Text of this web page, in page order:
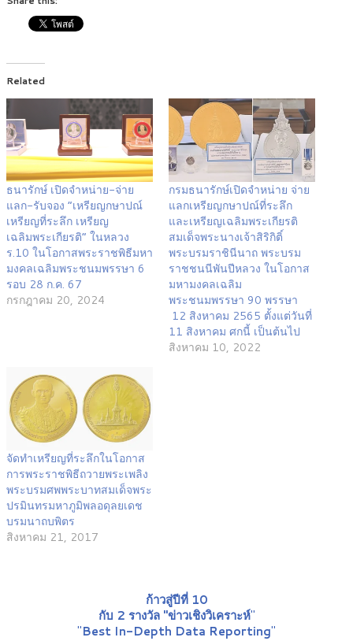
Related
ธนารักษ์ เปิดจำหน่าย-จ่าย
แลก-รับจอง “เหรียญกษาปณ์
เหรียญที่ระลึก เหรียญ
เฉลิมพระเกียรติ” ในหลวง
ร.10 ในโอกาสพระราชพิธีมหา
มงคลเฉลิมพระชนมพรรษา 6
รอบ 28 ก.ค. 67
กรกฎาคม 20, 2024
กรมธนารักษ์เปิดจำหน่าย จ่าย
แลกเหรียญกษาปณ์ที่ระลึก
และเหรียญเฉลิมพระเกียรติ
สมเด็จพระนางเจ้าสิริกิติ์
พระบรมราชินีนาถ พระบรม
ราชชนนีพันปีหลวง ในโอกาส
มหามงคลเฉลิม
พระชนมพรรษา 90 พรรษา
12 สิงหาคม 2565 ตั้งแต่วันที่
11 สิงหาคม ศกนี้ เป็นต้นไป
สิงหาคม 10, 2022
จัดทำเหรียญที่ระลึกในโอกาส
การพระราชพิธีถวายพระเพลิง
พระบรมศพพระบาทสมเด็จพระ
ปรมินทรมหาภูมิพลอดุลยเดช
บรมนาถบพิตร
สิงหาคม 21, 2017
ก้าวสู่ปีที่ 10
กับ 2 รางวัล "ข่าวเชิงวิเคราะห์"
"Best In-Depth Data Reporting"